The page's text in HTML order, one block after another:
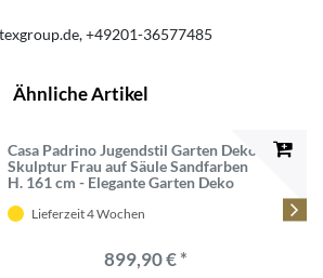
+49201-36577485
Ähnliche Artikel
Casa Padrino Jugendstil Garten Deko
Skulptur Frau auf Säule Sandfarben
H. 161 cm - Elegante Garten Deko
Jugendstil Garten Deko Accessoires
Lieferzeit 4 Wochen
899,90 € *